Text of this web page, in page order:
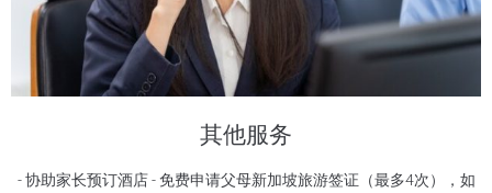
其他服务
- 协助家长预订酒店 - 免费申请父母新加坡旅游签证（最多4次），如